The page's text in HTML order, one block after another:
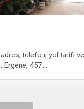
telefon, yol tarifi ve
Ergene, 457.…